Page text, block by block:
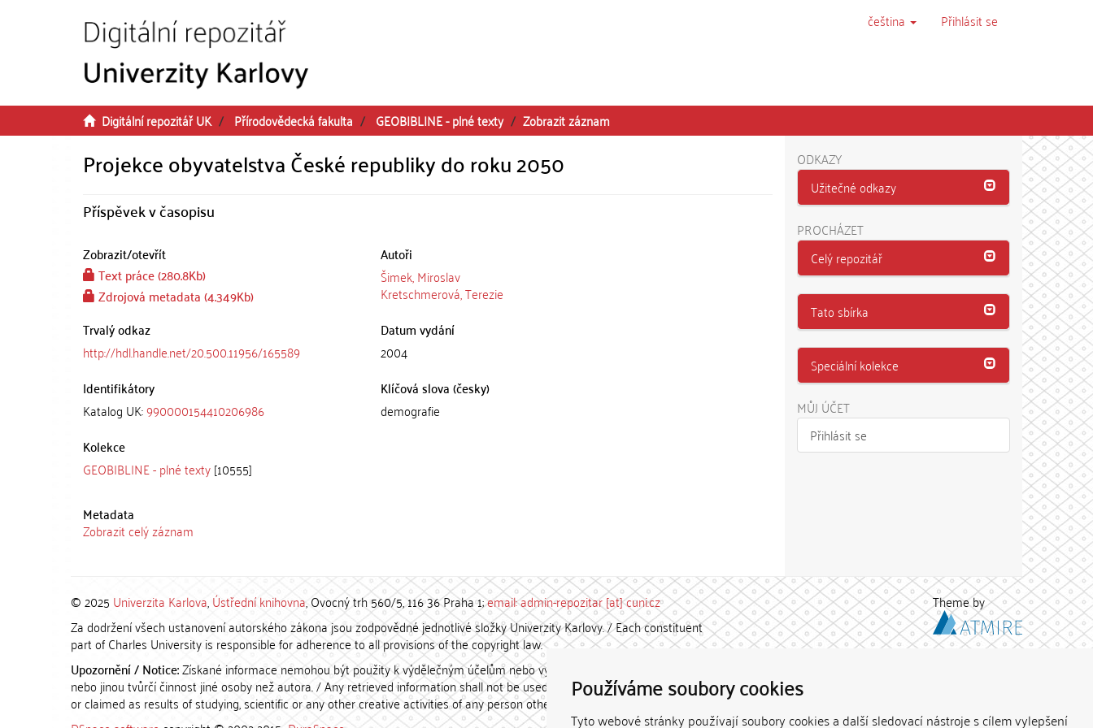
Používáme soubory cookies
Tyto webové stránky používají soubory cookies a další sledovací nástroje s cílem vylepšení
čeština Přihlásit se
Digitální repozitář UK Přírodovědecká fakulta GEOBIBLINE - plné texty Zobrazit záznam
Projekce obyvatelstva České republiky do roku 2050
Příspěvek v časopisu
Zobrazit/otevřít
Text práce (280.8Kb)
Zdrojová metadata (4.349Kb)
Trvalý odkaz
http://hdl.handle.net/20.500.11956/165589
Identifikátory
Katalog UK:990000154410206986
Kolekce
GEOBIBLINE - plné texty[10555]
Autoři
Šimek, Miroslav
Kretschmerová, Terezie
Datum vydání
2004
Klíčová slova (česky)
demografie
Metadata
Zobrazit celý záznam
ODKAZY
Užitečné odkazy
PROCHÁZET
Celý repozitář
Tato sbírka
Speciální kolekce
MŮJ ÚČET
Přihlásit se
© 2025 Univerzita Karlova,Ústřední knihovna, Ovocný trh 560/5, 116 36 Praha 1;email: admin-repozitar [at] cuni.cz
Za dodržení všech ustanovení autorského zákona jsou zodpovědné jednotlivé složky Univerzity Karlovy. / Each constituent
part of Charles University is responsible for adherence to all provisions of the copyright law.
Upozornění / Notice:Získané informace nemohou být použity k výdělečným účelům nebo vydávány za studijní, vědeckou
nebo jinou tvůrčí činnost jiné osoby než autora. / Any retrieved information shall not be used for any commercial purposes
or claimed as results of studying, scientific or any other creative activities of any person other than the author.
Theme by